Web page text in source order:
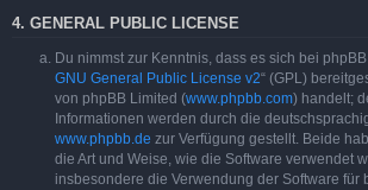
4. GENERAL PUBLIC LICENSE
Du nimmst zur Kenntnis, dass es sich bei
GNU General Public License v2“ (GPL)
von phpBB Limited (www.phpbb.com) handelt;
Informationen werden durch die
www.phpbb.de zur Verfügung gestellt. Beide
die Art und Weise, wie die Software verwendet
insbesondere die Verwendung der Software für